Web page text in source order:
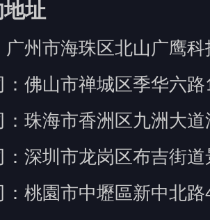
址
广州市海珠区北山广鹰科
佛山市禅城区季华六路
：珠海市香洲区九洲大道
：深圳市龙岗区布吉街
：桃園市中壢區新中北路